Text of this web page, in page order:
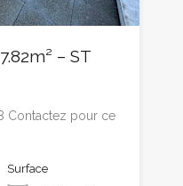
– ST
Contactez pour ce
Surface